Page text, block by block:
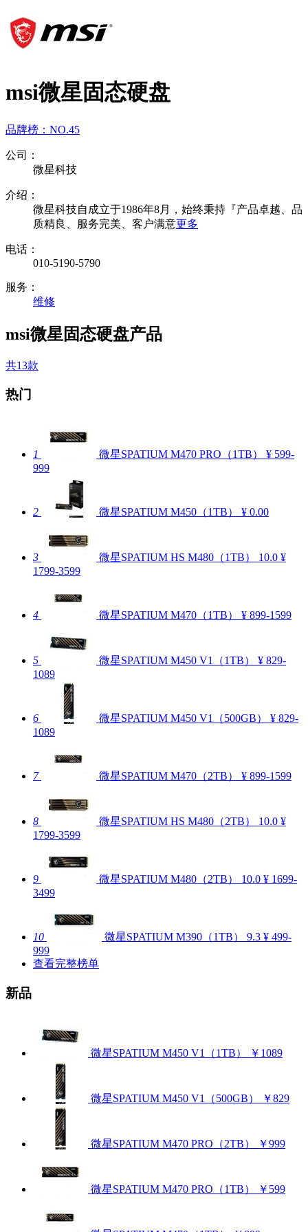
msi微星固态硬盘
品牌榜： NO.45
公司：
微星科技
介绍：
微星科技自成立于1986年8月，始终秉持『产品卓越、品
质精良、服务完美、客户满意更多
电话：
010-5190-5790
服务：
维修
msi微星固态硬盘产品
共13款
热门
1 微星SPATIUM M470 PRO（1TB）
¥ 599-
999
2 微星SPATIUM M450（1TB） ¥ 0.00
3 微星SPATIUM HS M480（1TB） 10.0 ¥
1799-3599
4 微星SPATIUM M470（1TB） ¥ 899-1599
5 微星SPATIUM M450 V1（1TB）
¥ 829-
1089
6 微星SPATIUM M450 V1（500GB）
¥ 829-
1089
7 微星SPATIUM M470（2TB） ¥ 899-1599
8 微星SPATIUM HS M480（2TB） 10.0 ¥
1799-3599
9 微星SPATIUM M480（2TB） 10.0 ¥ 1699-
3499
10 微星SPATIUM M390（1TB） 9.3 ¥ 499-
999
查看完整榜单
新品
微星SPATIUM M450 V1（1TB） ￥1089
微星SPATIUM M450 V1（500GB） ￥829
微星SPATIUM M470 PRO（2TB） ￥999
微星SPATIUM M470 PRO（1TB） ￥599